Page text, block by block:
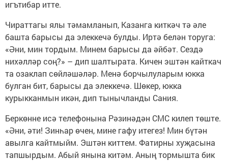
игътибар итте.
Чираттагы ялы тәмамланып, Казанга киткәч тә әле
башта барысы да элеккечә булды. Иртә белән торуга:
«Әни, мин тордым. Минем барысы да әйбәт. Сездә
нихәлләр соң?» – дип шалтырата. Кичен эштән кайткач
та озаклап сөйләшәләр. Менә борчылуларым юкка
булган бит, барысы да элеккечә. Шөкер, юкка
курыкканмын икән, дип тынычланды Сания.
Беркөнне исә телефонына Рәзинәдән СМС килеп төште.
«Әни, әти! Зинһар өчен, мине гафу итегез! Мин бүтән
авылга кайтмыйм. Эштән киттем. Фатирны хуҗасына
тапшырдым. Абый янына китәм. Аның тормышта бик